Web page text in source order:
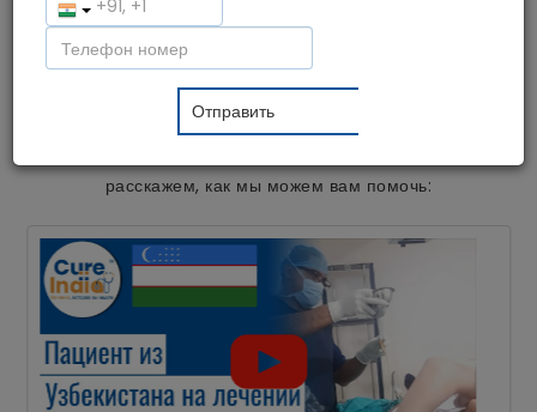
медицинское обслуживание доступным и недорогим для
пациентов со всего мира. На сегодняшний день мы
помогли тысячам пациентов из более чем 55 стран
получить специализированное лечение в Индии и
восстановить силы в спокойной атмосфере. Давайте
расскажем, как мы можем вам помочь: